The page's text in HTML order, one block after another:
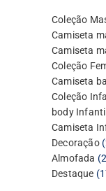
Coleção
Camiseta
Camiseta
Coleção
Camiseta
Coleção
body
Camiseta
Decoração
Almofada
Destaque